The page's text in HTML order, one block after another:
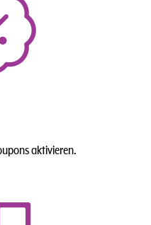
aktivieren.